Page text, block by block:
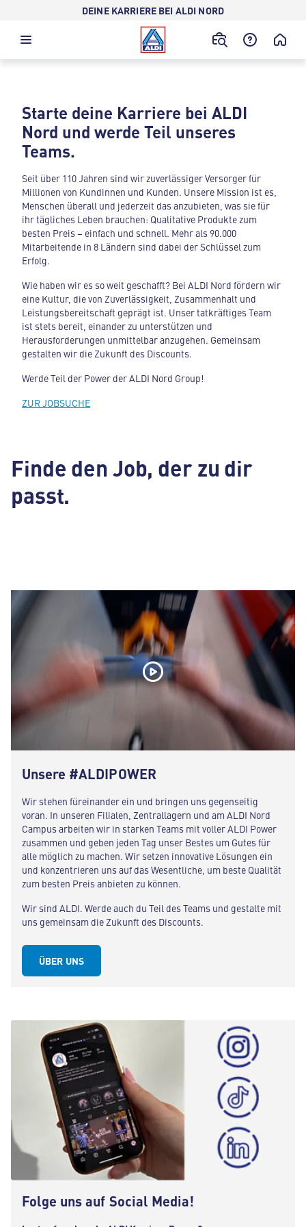
DEINE KARRIERE BEI ALDI NORD
Starte deine Karriere bei ALDI
Nord und werde Teil unseres
Teams.
Seit über 110 Jahren sind wir zuverlässiger Versorger für
Millionen von Kundinnen und Kunden. Unsere Mission ist es,
Menschen überall und jederzeit das anzubieten, was sie für
ihr tägliches Leben brauchen: Qualitative Produkte zum
besten Preis – einfach und schnell. Mehr als 90.000
Mitarbeitende in 8 Ländern sind dabei der Schlüssel zum
Erfolg.
Wie haben wir es so weit geschafft? Bei ALDI Nord fördern wir
eine Kultur, die von Zuverlässigkeit, Zusammenhalt und
Leistungsbereitschaft geprägt ist. Unser tatkräftiges Team
ist stets bereit, einander zu unterstützen und
Herausforderungen unmittelbar anzugehen. Gemeinsam
gestalten wir die Zukunft des Discounts.
Werde Teil der Power der ALDI Nord Group!
ZUR JOBSUCHE
Finde den Job, der zu dir
passt.
Unsere #ALDIPOWER
Wir stehen füreinander ein und bringen uns gegenseitig
voran. In unseren Filialen, Zentrallagern und am ALDI Nord
Campus arbeiten wir in starken Teams mit voller ALDI Power
zusammen und geben jeden Tag unser Bestes um Gutes für
alle möglich zu machen. Wir setzen innovative Lösungen ein
und konzentrieren uns auf das Wesentliche, um beste Qualität
zum besten Preis anbieten zu können.
Wir sind ALDI. Werde auch du Teil des Teams und gestalte mit
uns gemeinsam die Zukunft des Discounts.
ÜBER UNS
Folge uns auf Social Media!